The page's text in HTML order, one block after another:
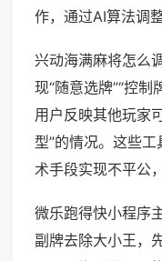
作，通过AI算法调
兴动海满麻将怎么
现“随意选牌”“控制
用户反映其他玩家
型”的情况。这些
术手段实现不平公
微乐跑得快小程序
副牌去除大小王，